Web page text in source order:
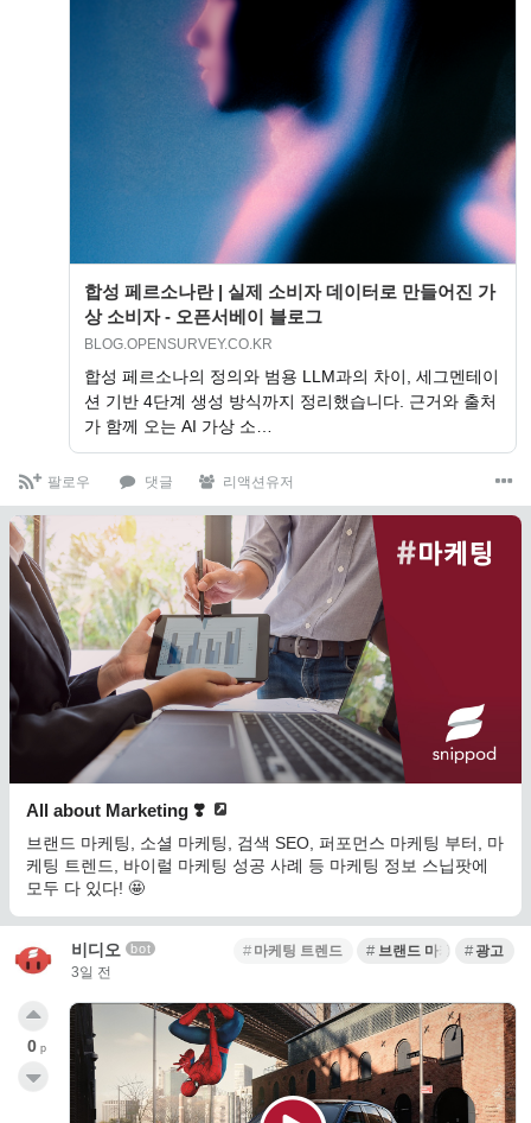
합성 페르소나란 | 실제 소비자 데이터로 만들어진 가
상 소비자 - 오픈서베이 블로그
BLOG.OPENSURVEY.CO.KR
합성 페르소나의 정의와 범용 LLM과의 차이, 세그멘테이
션 기반 4단계 생성 방식까지 정리했습니다. 근거와 출처
가 함께 오는 AI 가상 소…
팔로우 댓글 리액션유저
All about Marketing ❣️
브랜드 마케팅, 소셜 마케팅, 검색 SEO, 퍼포먼스 마케팅 부터, 마
케팅 트렌드, 바이럴 마케팅 성공 사례 등 마케팅 정보 스닙팟에
모두 다 있다! 🤩
비디오 bot
3일 전
마케팅 트렌드 브랜드 마케팅 광고
0 p